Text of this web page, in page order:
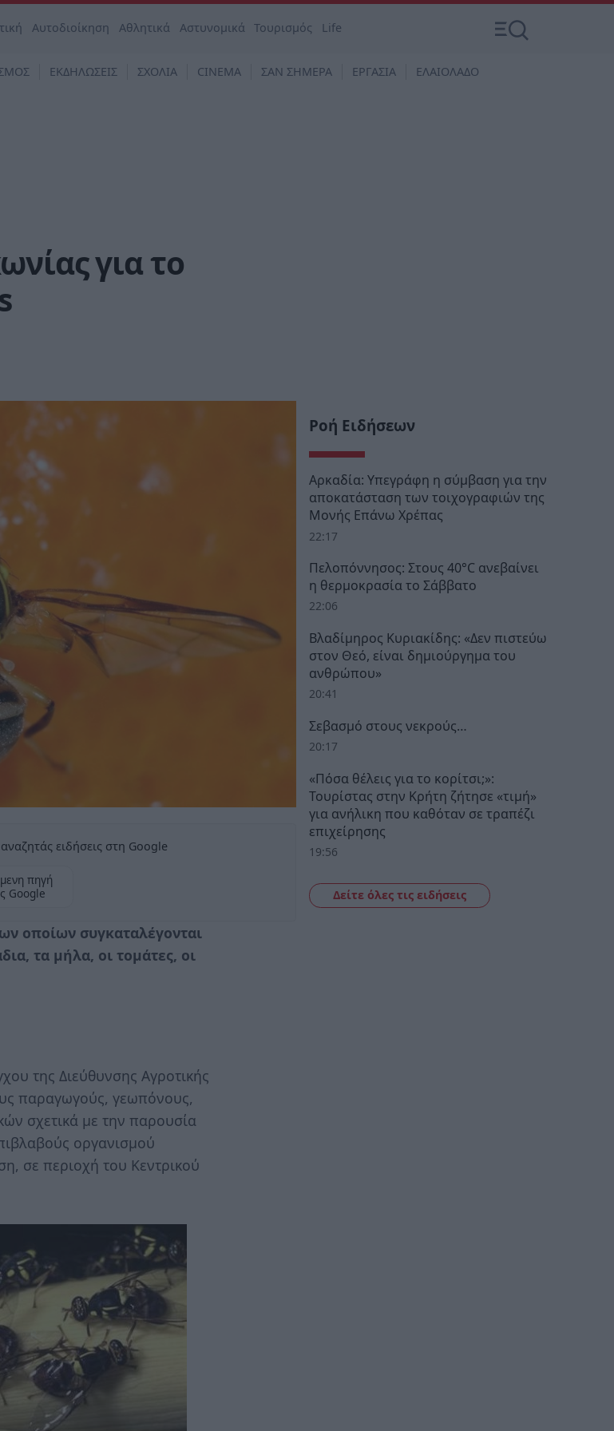
Αυτοδιοίκηση Αθλητικά Αστυνομικά Τουρισμός Life
ΕΚΔΗΛΩΣΕΙΣ ΣΧΟΛΙΑ CINEMA ΣΑΝ ΣΗΜΕΡΑ ΕΡΓΑΣΙΑ ΕΛΑΙΟΛΑΔΟ
για το
ειδήσεις στη Google
πηγή
Google
οποίων συγκαταλέγονται
τα μήλα, οι τομάτες, οι
της Διεύθυνσης Αγροτικής
παραγωγούς, γεωπόνους,
σχετικά με την παρουσία
οργανισμού
σε περιοχή του Κεντρικού
Ροή Ειδήσεων
Αρκαδία: Υπεγράφη η σύμβαση για την
αποκατάσταση των τοιχογραφιών της
Μονής Επάνω Χρέπας
22:17
Πελοπόννησος: Στους 40°C ανεβαίνει
η θερμοκρασία το Σάββατο
22:06
Βλαδίμηρος Κυριακίδης: «Δεν πιστεύω
στον Θεό, είναι δημιούργημα του
ανθρώπου»
20:41
Σεβασμό στους νεκρούς…
20:17
«Πόσα θέλεις για το κορίτσι;»:
Τουρίστας στην Κρήτη ζήτησε «τιμή»
για ανήλικη που καθόταν σε τραπέζι
επιχείρησης
19:56
Δείτε όλες τις ειδήσεις